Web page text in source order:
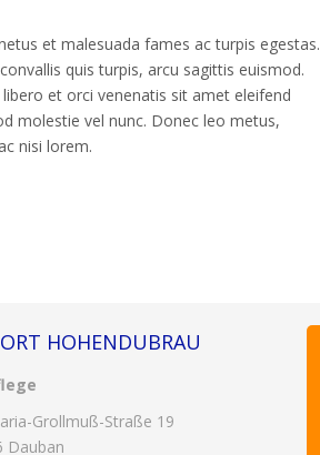
et malesuada fames ac turpis egestas.
quis turpis, arcu sagittis euismod.
et orci venenatis sit amet eleifend
molestie vel nunc. Donec leo metus,
nisi lorem.
HOHENDUBRAU
Grollmuß-Straße 19
Dauban